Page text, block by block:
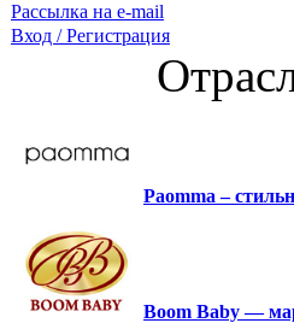
Рассылка на e-mail
Вход / Регистрация
Paomma –
Boom Baby —